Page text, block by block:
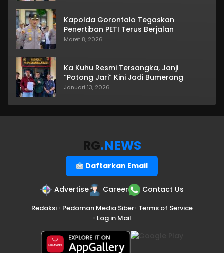
Kapolda Gorontalo Tegaskan
Penertiban PETI Terus Berjalan
Maret 8, 2026
Ka Kuhu Resmi Tersangka, Janji
“Potong Jari” Kini Jadi Bumerang
Januari 13, 2026
RG.NEWS
Daftarkan Email
Advertise Career Contact Us
Redaksi• Pedoman Media Siber• Terms of Service
• Log in Mail